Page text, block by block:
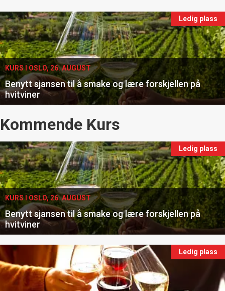
vin
Events
single
Ledig plass
KURS I OSLO, 26. AUGUST
Benytt sjansen til å smake og lære forskjellen på
hvitviner
Events
Kommende Kurs
Ledig plass
KURS I OSLO, 26. AUGUST
Benytt sjansen til å smake og lære forskjellen på
hvitviner
Ledig plass